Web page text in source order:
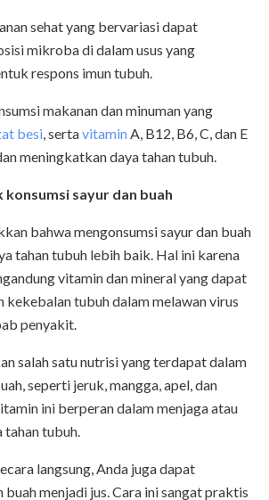
sehat yang bervariasi dapat
mikroba di dalam usus yang
respons imun tubuh.
makanan dan minuman yang
besi , sertavitamin A, B12, B6, C, dan E
meningkatkan daya tahan tubuh.
sayur dan buah
bahwa mengonsumsi sayur dan buah
tahan tubuh lebih baik. Hal ini karena
vitamin dan mineral yang dapat
kekebalan tubuh dalam melawan virus
penyakit.
salah satu nutrisi yang terdapat dalam
seperti jeruk, mangga, apel, dan
ini berperan dalam menjaga atau
tubuh.
langsung, Anda juga dapat
buah menjadi jus. Cara ini sangat praktis